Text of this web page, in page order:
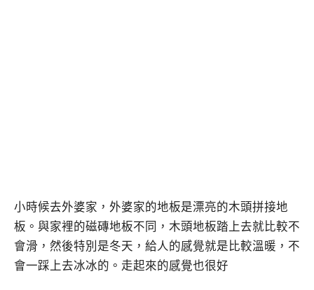
小時候去外婆家，外婆家的地板是漂亮的木頭拼接地
板。與家裡的磁磚地板不同，木頭地板踏上去就比較不
會滑，然後特別是冬天，給人的感覺就是比較溫暖，不
會一踩上去冰冰的。走起來的感覺也很好